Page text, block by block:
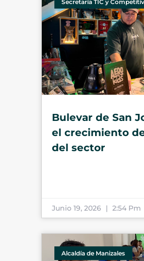
Secretaría TIC y
Bulevar de San
el crecimiento
del sector
Junio 19, 2026 2:54 Pm
Alcaldía de Manizales